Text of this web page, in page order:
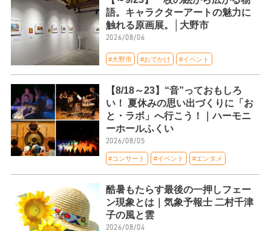
語。キャラクターアートの魅力に
触れる原画展。│大野市
2026/08/06
#大野市 #おでかけ #イベント
【8/18～23】“音”っておもしろ
い！ 夏休みの思い出づくりに「お
と・ラボ」へ行こう！｜ハーモニ
ーホールふくい
2026/08/05
#コンサート #イベント #エンタメ
酷暑もたらす最後の一押しフェー
ン現象とは｜気象予報士 二村千津
子の風と雲
2026/08/04